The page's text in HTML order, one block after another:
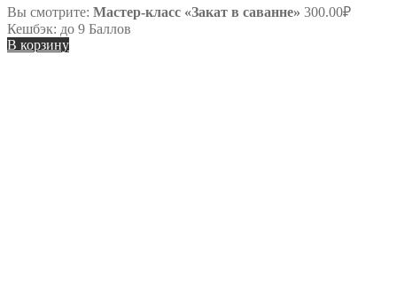
Вы смотрите: Мастер-класс «Закат в саванне» 300.00₽
Кешбэк: до 9 Баллов
В корзину